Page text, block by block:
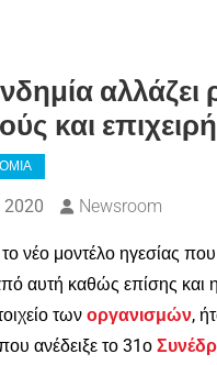
αλλάζει
και
2020 Newsroom
νέο μοντέλο ηγεσίας που
αυτή καθώς επίσης και
των οργανισμών,
ανέδειξε το 31ο